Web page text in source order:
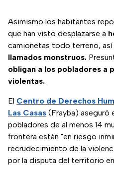
Asimismo los habitantes
que han visto desplazarse a
camionetas todo terreno, así
llamados monstruos.
obligan a los pobladores a
violentas.
El Centro de Derechos
Las Casas (Frayba) aseguró
pobladores de al menos 14
frontera están "en riesgo
recrudecimiento de la
por la disputa del territorio